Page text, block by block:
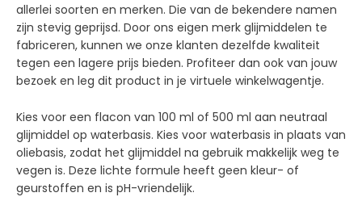
allerlei soorten en merken. Die van de bekendere namen
zijn stevig geprijsd. Door ons eigen merk glijmiddelen te
fabriceren, kunnen we onze klanten dezelfde kwaliteit
tegen een lagere prijs bieden. Profiteer dan ook van jouw
bezoek en leg dit product in je virtuele winkelwagentje.
Kies voor een flacon van 100 ml of 500 ml aan neutraal
glijmiddel op waterbasis. Kies voor waterbasis in plaats van
oliebasis, zodat het glijmiddel na gebruik makkelijk weg te
vegen is. Deze lichte formule heeft geen kleur- of
geurstoffen en is pH-vriendelijk.